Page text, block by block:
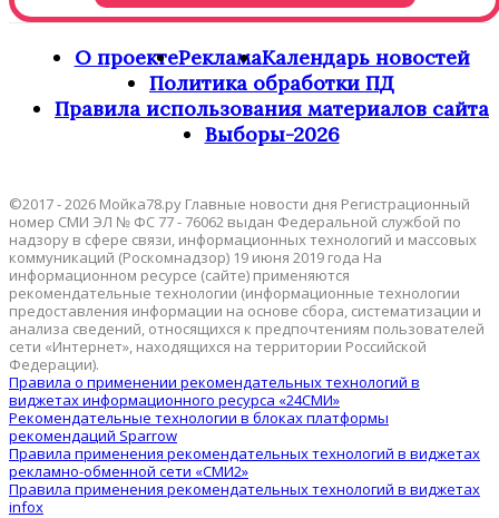
О проектеРекламаКалендарь новостей
Политика обработки ПД
Правила использования материалов сайта
Выборы-2026
©2017 - 2026 Мойка78.ру Главные новости дня Регистрационный
номер СМИ ЭЛ № ФС 77 - 76062 выдан Федеральной службой по
надзору в сфере связи, информационных технологий и массовых
коммуникаций (Роскомнадзор) 19 июня 2019 года На
информационном ресурсе (сайте) применяются
рекомендательные технологии (информационные технологии
предоставления информации на основе сбора, систематизации и
анализа сведений, относящихся к предпочтениям пользователей
сети «Интернет», находящихся на территории Российской
Федерации).
Правила о применении рекомендательных технологий в
виджетах информационного ресурса «24СМИ»
Рекомендательные технологии в блоках платформы
рекомендаций Sparrow
Правила применения рекомендательных технологий в виджетах
рекламно-обменной сети «СМИ2»
Правила применения рекомендательных технологий в виджетах
infox